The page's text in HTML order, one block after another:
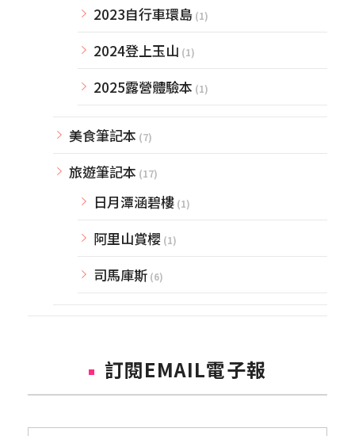
2023自行車環島 (1)
2024登上玉山 (1)
2025露營體驗本 (1)
美食筆記本 (7)
旅遊筆記本 (17)
日月潭涵碧樓 (1)
阿里山賞櫻 (1)
司馬庫斯 (6)
訂閱EMAIL電子報